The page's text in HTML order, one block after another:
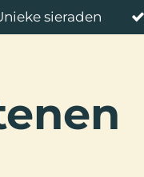
sieraden